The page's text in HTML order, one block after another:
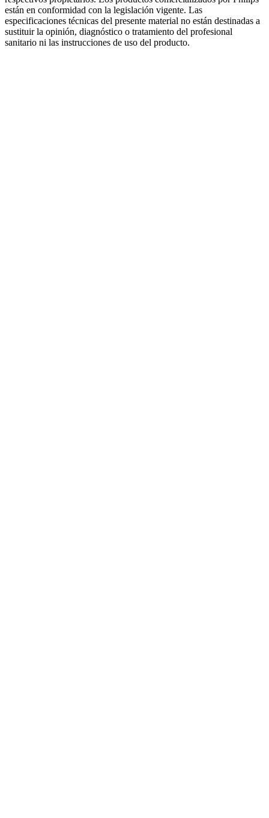
están en conformidad con la legislación vigente. Las
especificaciones técnicas del presente material no están destinadas a
sustituir la opinión, diagnóstico o tratamiento del profesional
sanitario ni las instrucciones de uso del producto.